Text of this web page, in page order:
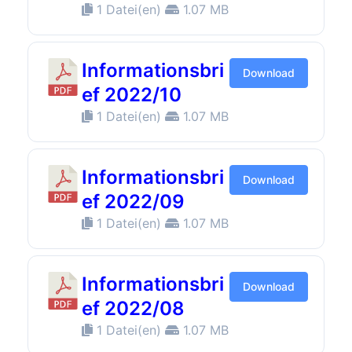
1 Datei(en) 1.07 MB
Informationsbri
ef 2022/10
1 Datei(en) 1.07 MB
Download
Informationsbri
ef 2022/09
1 Datei(en) 1.07 MB
Download
Informationsbri
ef 2022/08
1 Datei(en) 1.07 MB
Download